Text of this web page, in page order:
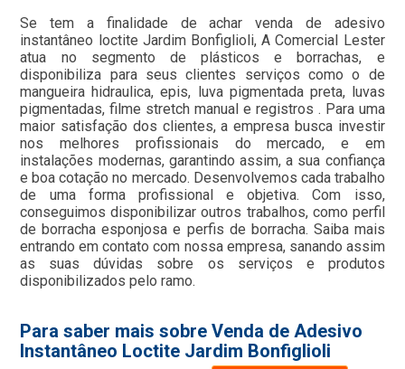
Se tem a finalidade de achar venda de adesivo
instantâneo loctite Jardim Bonfiglioli, A Comercial Lester
atua no segmento de plásticos e borrachas, e
disponibiliza para seus clientes serviços como o de
mangueira hidraulica, epis, luva pigmentada preta, luvas
pigmentadas, filme stretch manual e registros . Para uma
maior satisfação dos clientes, a empresa busca investir
nos melhores profissionais do mercado, e em
instalações modernas, garantindo assim, a sua confiança
e boa cotação no mercado. Desenvolvemos cada trabalho
de uma forma profissional e objetiva. Com isso,
conseguimos disponibilizar outros trabalhos, como perfil
de borracha esponjosa e perfis de borracha. Saiba mais
entrando em contato com nossa empresa, sanando assim
as suas dúvidas sobre os serviços e produtos
disponibilizados pelo ramo.
Para saber mais sobre Venda de Adesivo
Instantâneo Loctite Jardim Bonfiglioli